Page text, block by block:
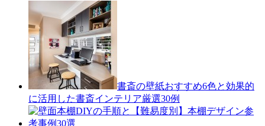
書斎の壁紙おすすめ6色と効果的
に活用した書斎インテリア厳選30例